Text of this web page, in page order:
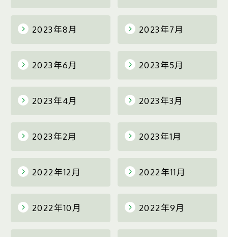
2023年8月 2023年7月
2023年6月 2023年5月
2023年4月 2023年3月
2023年2月 2023年1月
2022年12月 2022年11月
2022年10月 2022年9月